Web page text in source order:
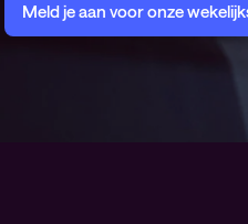
Meld je aan voor onze